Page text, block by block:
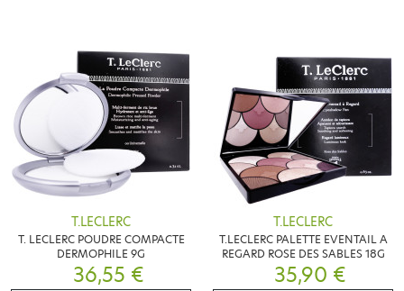
T.LECLERC
T. LECLERC POUDRE COMPACTE
DERMOPHILE 9G
36,55 €
T.LECLERC
T.LECLERC PALETTE EVENTAIL A
REGARD ROSE DES SABLES 18G
35,90 €